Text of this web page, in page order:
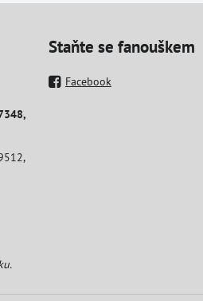
Staňte se fanouškem
Facebook